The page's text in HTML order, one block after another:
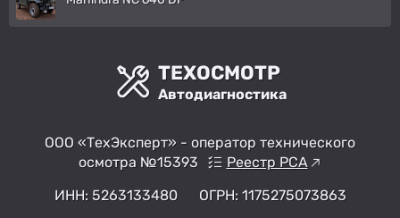
ТЕХОСМОТР
Автодиагностика
ООО «ТехЭксперт» - оператор технического
осмотра №15393
Реестр РСА
ИНН: 5263133480
ОГРН: 1175275073863